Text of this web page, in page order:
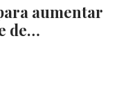
aumentar
de…